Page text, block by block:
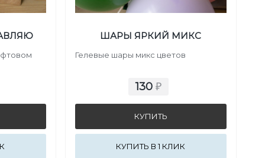
ШАРЫ ЯРКИЙ МИКС
Гелевые шары микс цветов
130 ₽
КУПИТЬ В 1 КЛИК